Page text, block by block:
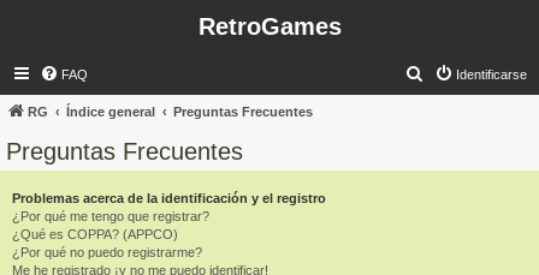
RetroGames
FAQ Identificarse
RG Índice general Preguntas Frecuentes
Preguntas Frecuentes
Problemas acerca de la identificación y el registro
¿Por qué me tengo que registrar?
¿Qué es COPPA? (APPCO)
¿Por qué no puedo registrarme?
Me he registrado ¡y no me puedo identificar!